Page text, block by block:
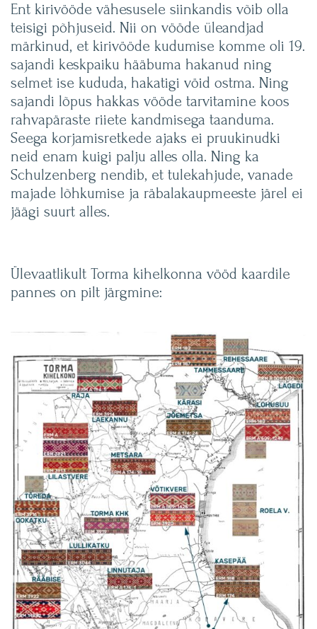
Ent kirivööde vähesusele siinkandis võib olla
teisigi põhjuseid. Nii on vööde üleandjad
märkinud, et kirivööde kudumise komme oli 19.
sajandi keskpaiku hääbuma hakanud ning
selmet ise kududa, hakatigi vöid ostma. Ning
sajandi lõpus hakkas vööde tarvitamine koos
rahvapäraste riiete kandmisega taanduma.
Seega korjamisretkede ajaks ei pruukinudki
neid enam kuigi palju alles olla. Ning ka
Schulzenberg nendib, et tulekahjude, vanade
majade lõhkumise ja räbalakaupmeeste järel ei
jäägi suurt alles.
Ülevaatlikult Torma kihelkonna vööd kaardile
pannes on pilt järgmine: